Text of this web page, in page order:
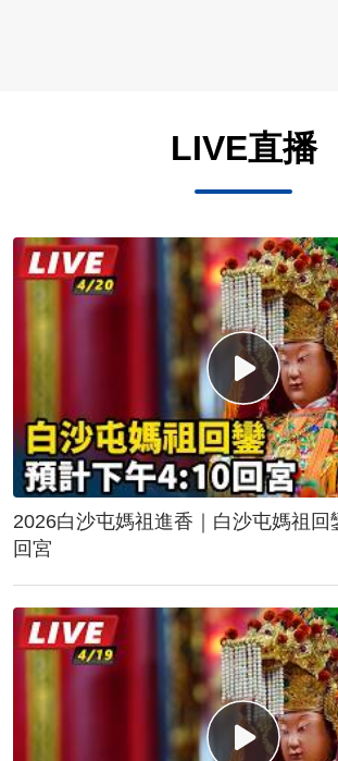
LIVE直播
2026白沙屯媽祖進香｜白沙屯媽祖回鑾 預計下午
回宮